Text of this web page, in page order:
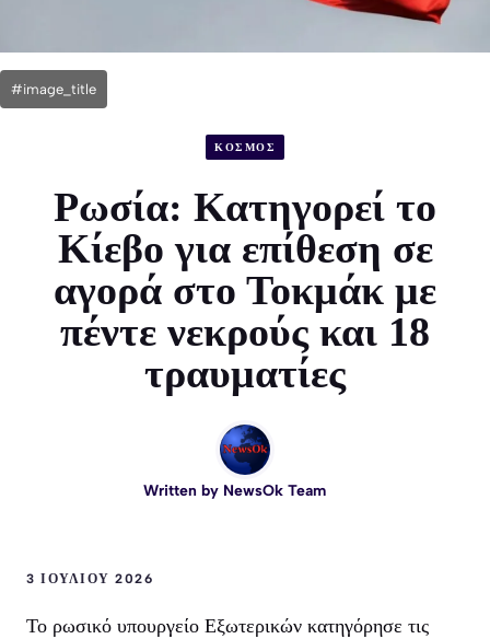
#image_title
ΚΟΣΜΟΣ
Ρωσία: Κατηγορεί το
Κίεβο για επίθεση σε
αγορά στο Τοκμάκ με
πέντε νεκρούς και 18
τραυματίες
Written by NewsOk Team
3 ΙΟΥΛΊΟΥ 2026
Το ρωσικό υπουργείο Εξωτερικών κατηγόρησε τις